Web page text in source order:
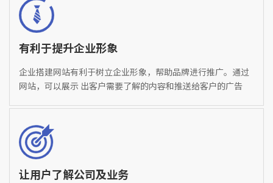
有利于提升企业形象
企业搭建网站有利于树立企业形象，帮助品牌进行推广。通过
网站，可以展示 出客户需要了解的内容和推送给客户的广告
让用户了解公司及业务